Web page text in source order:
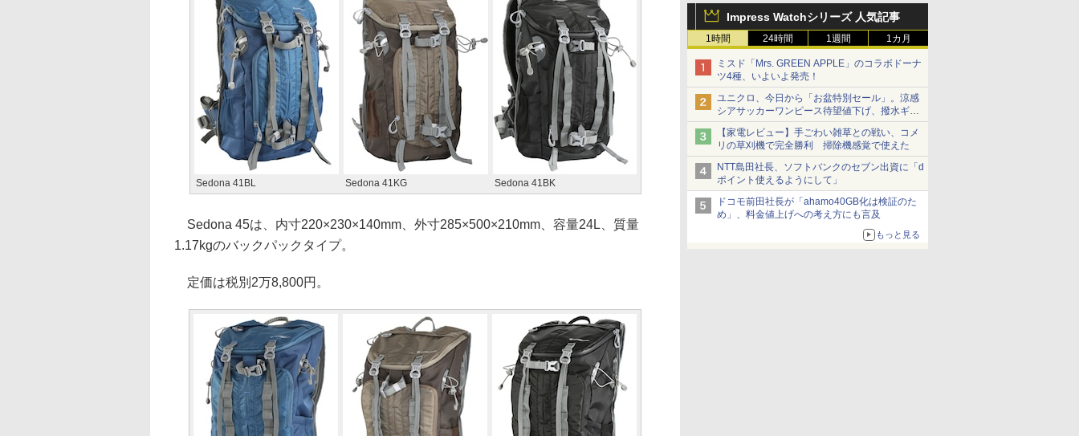
Impress Watchシリーズ 人気記事
1時間 24時間 1週間 1カ月
ミスド「Mrs. GREEN APPLE」のコラボドーナ
ツ4種、いよいよ発売！
ユニクロ、今日から「お盆特別セール」。涼感
シアサッカーワンピース待望値下げ、撥水ギア
ショーツは1990円に
【家電レビュー】手ごわい雑草との戦い、コメ
リの草刈機で完全勝利 掃除機感覚で使えた
NTT島田社長、ソフトバンクのセブン出資に「d
ポイント使えるようにして」
ドコモ前田社長が「ahamo40GB化は検証のた
め」、料金値上げへの考え方にも言及
もっと見る
Sedona 41BL Sedona 41KG Sedona 41BK
Sedona 45は、内寸220×230×140mm、外寸285×500×210mm、容量24L、質量
1.17kgのバックパックタイプ。
定価は税別2万8,800円。